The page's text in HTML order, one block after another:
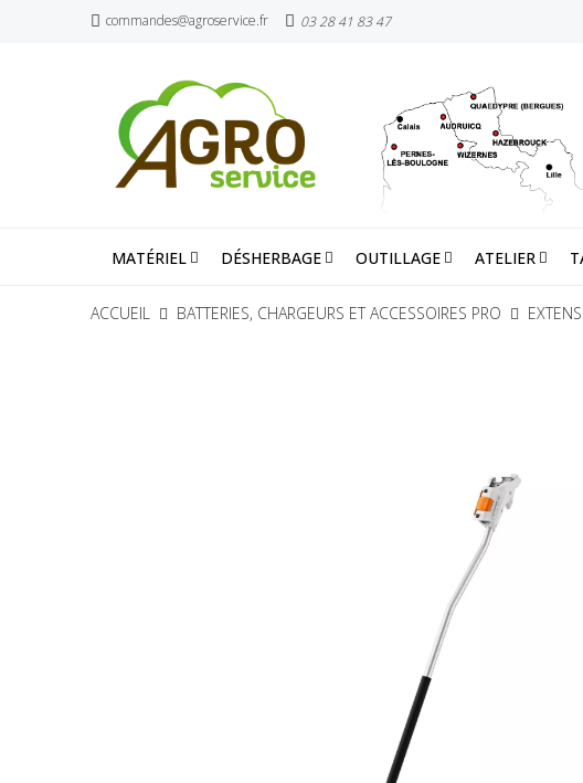
commandes@agroservice.fr 03 28 41 83 47
MATÉRIEL DÉSHERBAGE OUTILLAGE ATELIER
ACCUEIL BATTERIES, CHARGEURS ET ACCESSOIRES PRO